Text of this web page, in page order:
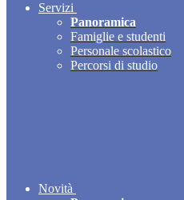
Servizi
Panoramica
Famiglie e studenti
Personale scolastico
Percorsi di studio
Novità